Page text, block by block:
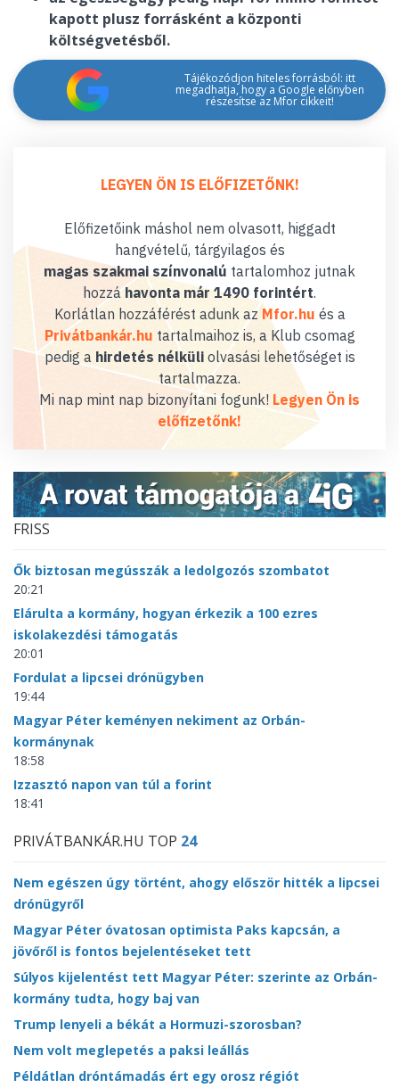
kapott plusz forrásként a központi
költségvetésből.
Tájékozódjon hiteles forrásból: itt
megadhatja, hogy a Google előnyben
részesítse az Mfor cikkeit!
LEGYEN ÖN IS ELŐFIZETŐNK!
Előfizetőink máshol nem olvasott, higgadt
hangvételű, tárgyilagos és
magas szakmai színvonalú tartalomhoz jutnak
hozzáhavonta már 1490 forintért.
Korlátlan hozzáférést adunk az Mfor.hu és a
Privátbankár.hu tartalmaihoz is, a Klub csomag
pedig a hirdetés nélküliolvasási lehetőséget is
tartalmazza.
Mi nap mint nap bizonyítani fogunk! Legyen Ön is
előfizetőnk!
FRISS
Ők biztosan megússzák a ledolgozós szombatot
20:21
Elárulta a kormány, hogyan érkezik a 100 ezres
iskolakezdési támogatás
20:01
Fordulat a lipcsei drónügyben
19:44
Magyar Péter keményen nekiment az Orbán-
kormánynak
18:58
Izzasztó napon van túl a forint
18:41
PRIVÁTBANKÁR.HU TOP 24
Nem egészen úgy történt, ahogy először hitték a lipcsei
drónügyről
Magyar Péter óvatosan optimista Paks kapcsán, a
jövőről is fontos bejelentéseket tett
Súlyos kijelentést tett Magyar Péter: szerinte az Orbán-
kormány tudta, hogy baj van
Trump lenyeli a békát a Hormuzi-szorosban?
Nem volt meglepetés a paksi leállás
Példátlan dróntámadás ért egy orosz régiót